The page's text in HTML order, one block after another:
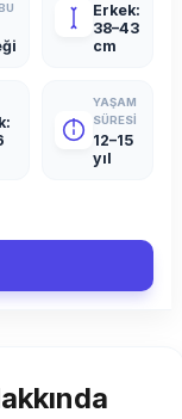
Erkek:
38–43
cm
YAŞAM
SÜRESI
12–15
yıl